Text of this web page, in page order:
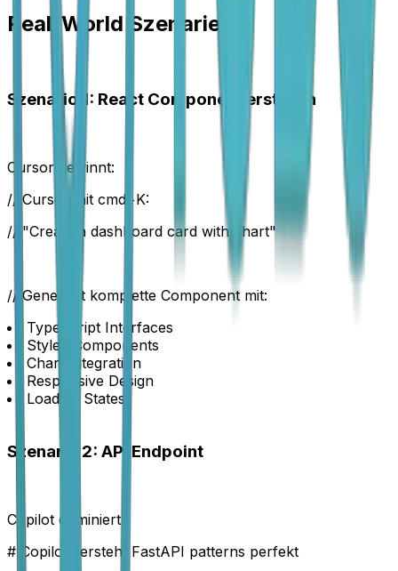
Real-World Szenarien
Szenario 1: React Component erstellen
Cursor gewinnt:
// Cursor mit cmd+K:
// "Create a dashboard card with chart"
// Generiert komplette Component mit:
TypeScript Interfaces
Styled Components
Chart Integration
Responsive Design
Loading States
Szenario 2: API Endpoint
Copilot dominiert:
# Copilot versteht FastAPI patterns perfekt